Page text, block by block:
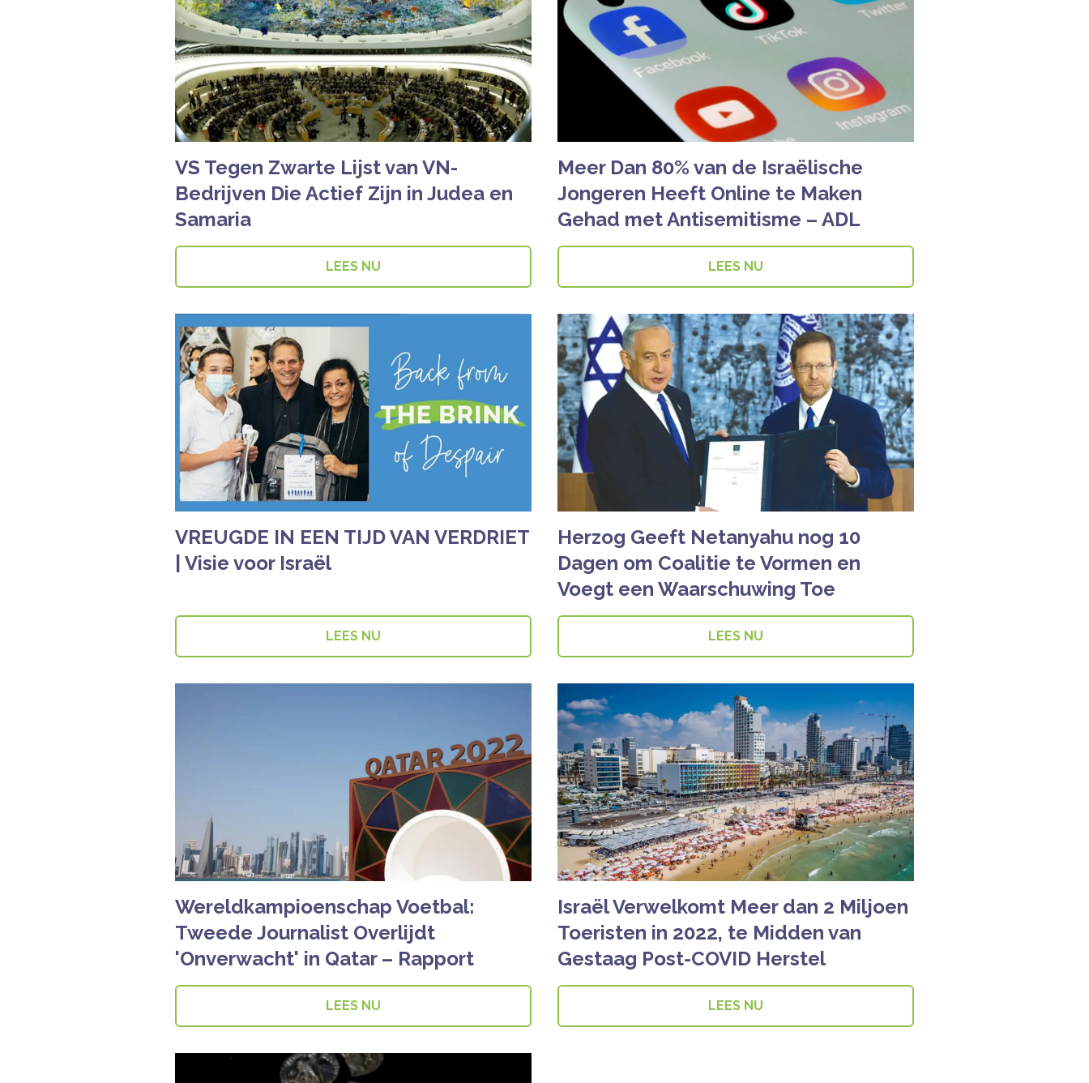
VS Tegen Zwarte Lijst van VN-
Bedrijven Die Actief Zijn in Judea en
Samaria
LEES NU
Meer Dan 80% van de Israëlische
Jongeren Heeft Online te Maken
Gehad met Antisemitisme – ADL
LEES NU
VREUGDE IN EEN TIJD VAN VERDRIET
| Visie voor Israël
LEES NU
Herzog Geeft Netanyahu nog 10
Dagen om Coalitie te Vormen en
Voegt een Waarschuwing Toe
LEES NU
Wereldkampioenschap Voetbal:
Tweede Journalist Overlijdt
'Onverwacht' in Qatar – Rapport
LEES NU
Israël Verwelkomt Meer dan 2 Miljoen
Toeristen in 2022, te Midden van
Gestaag Post-COVID Herstel
LEES NU